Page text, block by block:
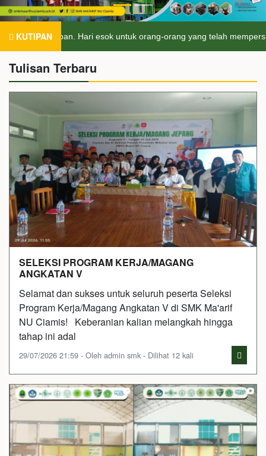
KUTIPAN
depan. Hari esok untuk orang-orang yang telah mempersiapkan
Tulisan Terbaru
SELEKSI PROGRAM KERJA/MAGANG
ANGKATAN V
Selamat dan sukses untuk seluruh peserta Seleksi
Program Kerja/Magang Angkatan V di SMK Ma'arif
NU Ciamis! Keberanian kalian melangkah hingga
tahap ini adal
29/07/2026 21:59 - Oleh admin smk - Dilihat 12 kali